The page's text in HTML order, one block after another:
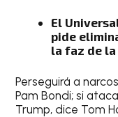
El
pide
la faz de
Perseguirá a
Pam Bondi; si
Trump, dice Tom